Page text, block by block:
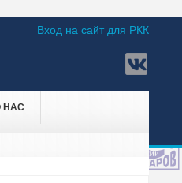
Вход на сайт для РКК
НАС